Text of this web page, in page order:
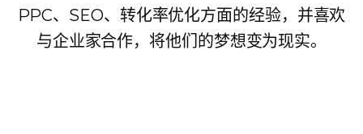
PPC、SEO、转化率优化方面的经验，并喜欢
与企业家合作，将他们的梦想变为现实。